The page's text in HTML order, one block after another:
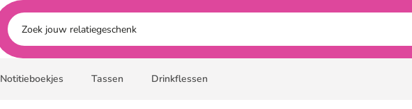
Notitieboekjes Tassen Drinkflessen